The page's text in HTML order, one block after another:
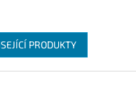
PRODUKTY